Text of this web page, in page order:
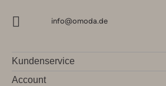
info@omoda.de
Kundenservice
Account